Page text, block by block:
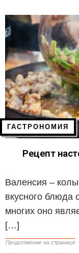
ГАСТРОНОМИЯ
Рецепт
Валенсия –
вкусного блюда
многих оно
[…]
Продолжение на странице